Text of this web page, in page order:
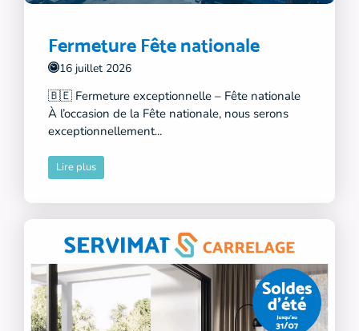
Fermeture Fête nationale
16 juillet 2026
🇧🇪 Fermeture exceptionnelle – Fête nationale
À l’occasion de la Fête nationale, nous serons
exceptionnellement...
Lire plus